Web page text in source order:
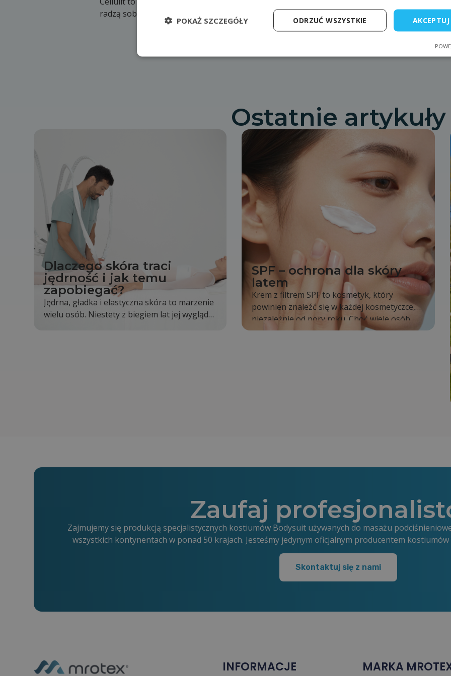
radzą sobie z maskowaniem niedoskonałości. Ale czy nie każda z pań chciałaby pokazać się w
Poprzedni wpis Następny wpis
Ostatnie artykuły
Dlaczego skóra traci
jędrność i jak temu
zapobiegać?
Jędrna, gładka i elastyczna skóra to marzenie
wielu osób. Niestety z biegiem lat jej wygląd
SPF – ochrona dla skóry
latem
Krem z filtrem SPF to kosmetyk, który
powinien znaleźć się w każdej kosmetyczce,
niezależnie od pory roku. Choć wiele osób
sięga po niego dopiero latem, tak naprawdę
Zaufaj
Zajmujemy się produkcją specjalistycznych kostiumów Bodysuit używanych do masażu
wszystkich kontynentach w ponad 50 krajach. Jesteśmy jedynym oficjalnym producentem
Skontaktuj się z nami
INFORMACJE MARKA
ODRZUĆ WSZYSTKIE
POKAŻ SZCZEGÓŁY